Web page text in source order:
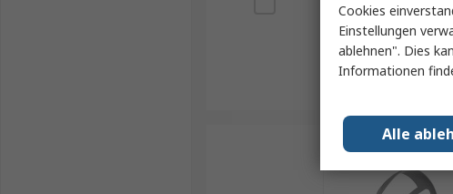
Cookies
Einstellungen
ablehnen". Dies
Informationen
Alle